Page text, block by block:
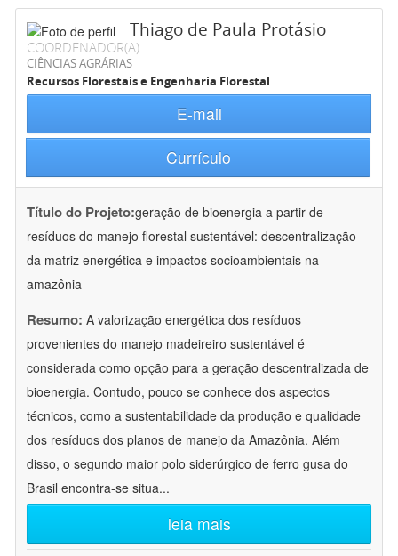
Thiago de Paula Protásio
COORDENADOR(A)
CIÊNCIAS AGRÁRIAS
Recursos Florestais e Engenharia Florestal
E-mail
Currículo
Título do Projeto:geração de bioenergia a partir de
resíduos do manejo florestal sustentável: descentralização
da matriz energética e impactos socioambientais na
amazônia
Resumo: A valorização energética dos resíduos
provenientes do manejo madeireiro sustentável é
considerada como opção para a geração descentralizada de
bioenergia. Contudo, pouco se conhece dos aspectos
técnicos, como a sustentabilidade da produção e qualidade
dos resíduos dos planos de manejo da Amazônia. Além
disso, o segundo maior polo siderúrgico de ferro gusa do
Brasil encontra-se situa...
leia mais